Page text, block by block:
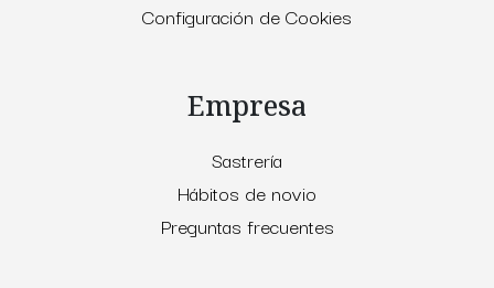
Configuración de Cookies
Empresa
Sastrería
Hábitos de novio
Preguntas frecuentes